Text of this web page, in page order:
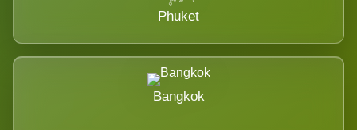
Phuket
Bangkok